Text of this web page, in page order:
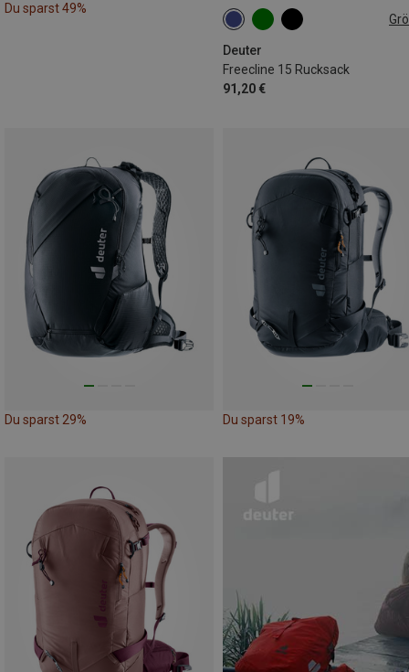
Du sparst 49%
Deuter
Freecline 15 Rucksack
91,20 €
15L
Du sparst 29% Du sparst 19%